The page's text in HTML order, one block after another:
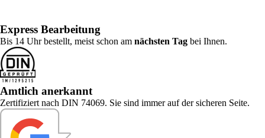
Express Bearbeitung
Bis 14 Uhr bestellt, meist schon am nächsten Tag bei Ihnen.
Amtlich anerkannt
Zertifiziert nach DIN 74069. Sie sind immer auf der sicheren Seite.